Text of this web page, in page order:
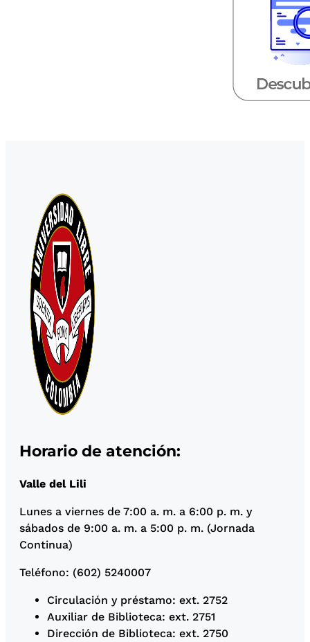
Horario de atención:
Valle del Lili
Lunes a viernes de 7:00 a. m. a 6:00 p. m. y
sábados de 9:00 a. m. a 5:00 p. m. (Jornada
Continua)
Teléfono: (602) 5240007
Circulación y préstamo: ext. 2752
Auxiliar de Biblioteca: ext. 2751
Dirección de Biblioteca: ext. 2750